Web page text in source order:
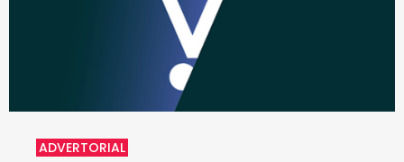
ADVERTORIAL